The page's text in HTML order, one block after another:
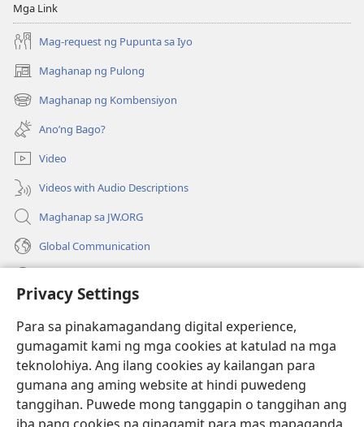
Privacy Settings
Para sa pinakamagandang digital experience,
gumagamit kami ng mga cookies at katulad na mga
teknolohiya. Ang ilang cookies ay kailangan para
gumana ang aming website at hindi puwedeng
tanggihan. Puwede mong tanggapin o tanggihan ang
Mga Link
Mag-request ng Pupunta sa Iyo
Maghanap ng Pulong
(may
bubukas
na
bagong
window)
Maghanap ng Kombensiyon
(may
bubukas
na
bagong
window)
Ano’ng Bago?
Video
Videos with Audio Descriptions
Maghanap sa JW.ORG
Global Communication
(may
na
bagong
window)
Watchtower ONLINE LIBRARY™
(may
bubukas
na
bagong
JW Hub ®
(may
bubukas